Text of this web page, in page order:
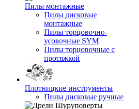
Пилы монтажные
Пилы дисковые
монтажные
Пилы торцовочно-
усовочные SYM
Пилы торцовочные с
протяжкой
Плотницкие инструменты
Пилы дисковые ручные